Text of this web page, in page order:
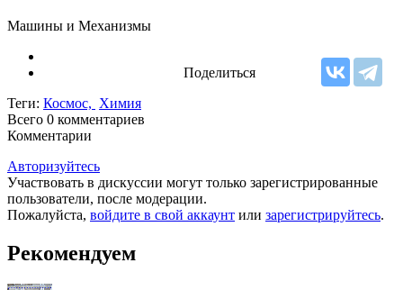
Машины и Механизмы
Поделиться
Теги: Космос, Химия
Всего 0 комментариев
Комментарии
Авторизуйтесь
Участвовать в дискуссии могут только зарегистрированные
пользователи, после модерации.
Пожалуйста, войдите в свой аккаунт или зарегистрируйтесь.
Рекомендуем